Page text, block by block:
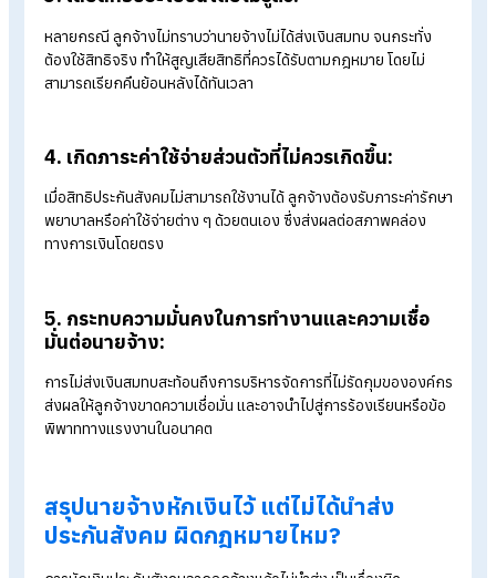
A: ลูกจ้างจะเสียสิทธิประโยชน์ประกัน
สังคมตามที่ควรจะได้รับ ดังนี้
เมื่อไม่มีประวัติการนำส่งเงินสมทบ สิทธิประกันสังคมอาจถูกระงับ
ทำให้ลูกจ้างไม่สามารถใช้สิทธิรักษาพยาบาลในสถานพยาบาลตาม
เลือกไว้ได้ ต้องสำรองจ่ายเอง หรือเสียโอกาสในการเข้ารับการรัก
หากเกิดเหตุไม่คาดคิด เช่น เจ็บป่วย ทุพพลภาพ คลอดบุตร หรือว่าง
งาน ลูกจ้างอาจไม่ได้รับเงินทดแทนหรือเงินชดเชยจากประกันสัง